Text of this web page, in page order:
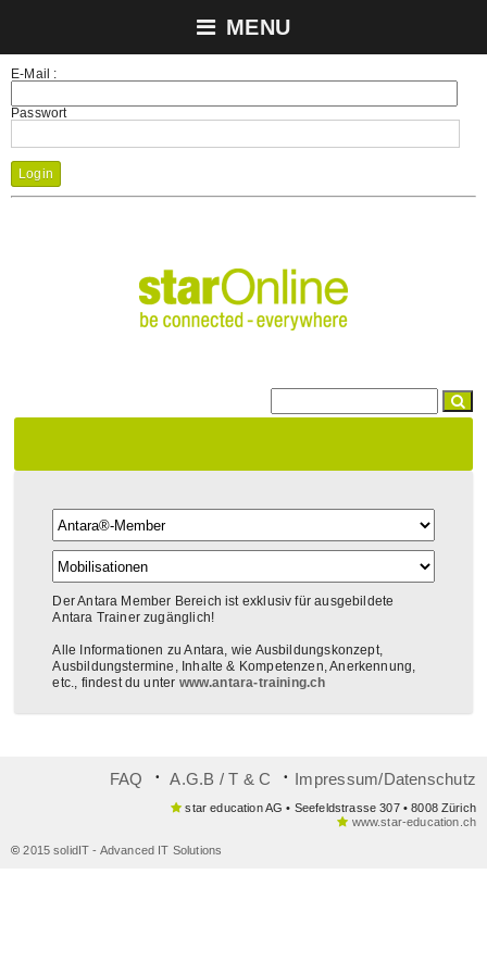
MENU
E-Mail :
Passwort
Login
Der Antara Member Bereich ist exklusiv für ausgebildete
Antara Trainer zugänglich!
Alle Informationen zu Antara, wie Ausbildungskonzept,
Ausbildungstermine, Inhalte & Kompetenzen, Anerkennung,
etc., findest du unter www.antara-training.ch
FAQ ᛫ A.G.B / T & C ᛫ Impressum/Datenschutz
star education AG • Seefeldstrasse 307 • 8008 Zürich
www.star-education.ch
©2015 solidIT - Advanced IT Solutions